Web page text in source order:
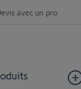
avec un pro